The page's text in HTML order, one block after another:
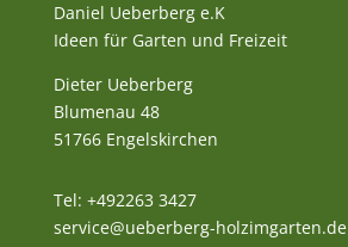
Daniel Ueberberg e.K
Ideen für Garten und Freizeit
Dieter Ueberberg
Blumenau 48
51766 Engelskirchen
Tel: +492263 3427
service@ueberberg-holzimgarten.de